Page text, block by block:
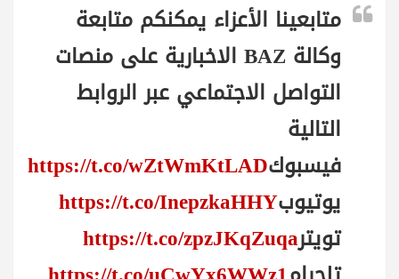
متابعينا الأعزاء يمكنكم متابعة
وكالة BAZ الاخبارية على منصات
التواصل الاجتماعي عبر الروابط
التالية
فيسبوكhttps://t.co/wZtWmKtLAD
يوتيوبhttps://t.co/InepzkaHHY
تويترhttps://t.co/zpzJKqZuqa